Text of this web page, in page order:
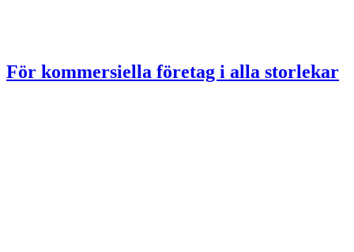
För kommersiella företag i alla storlekar